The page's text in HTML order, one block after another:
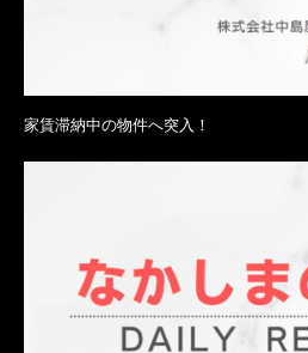
家賃滞納中の物件へ突入！